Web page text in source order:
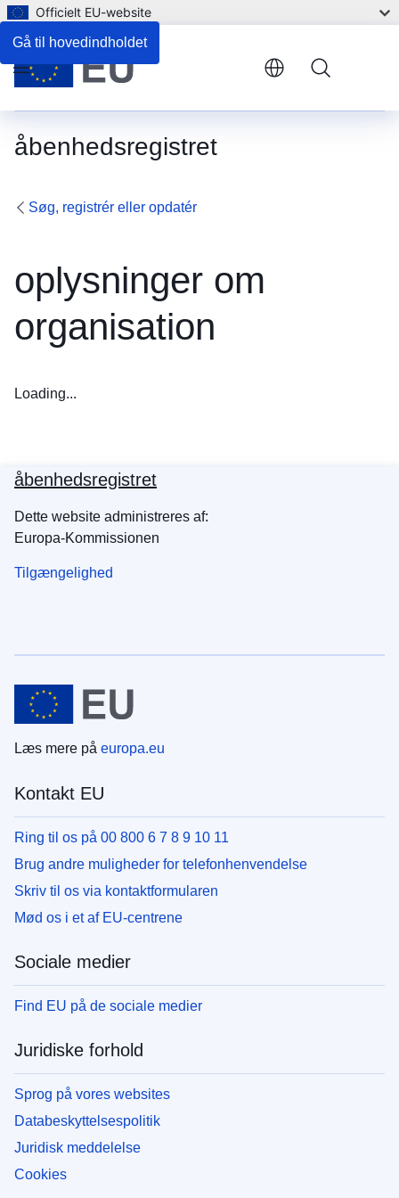
Gå til hovedindholdet
Officielt EU-website
åbenhedsregistret
Menu
Søg, registrér eller opdatér
oplysninger om
organisation
Loading...
åbenhedsregistret
Dette website administreres af:
Europa-Kommissionen
Tilgængelighed
Læs mere på europa.eu
Kontakt EU
Ring til os på 00 800 6 7 8 9 10 11
Brug andre muligheder for telefonhenvendelse
Skriv til os via kontaktformularen
Mød os i et af EU-centrene
Sociale medier
Find EU på de sociale medier
Juridiske forhold
Sprog på vores websites
Databeskyttelsespolitik
Juridisk meddelelse
Cookies